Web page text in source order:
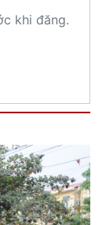
khi đăng.